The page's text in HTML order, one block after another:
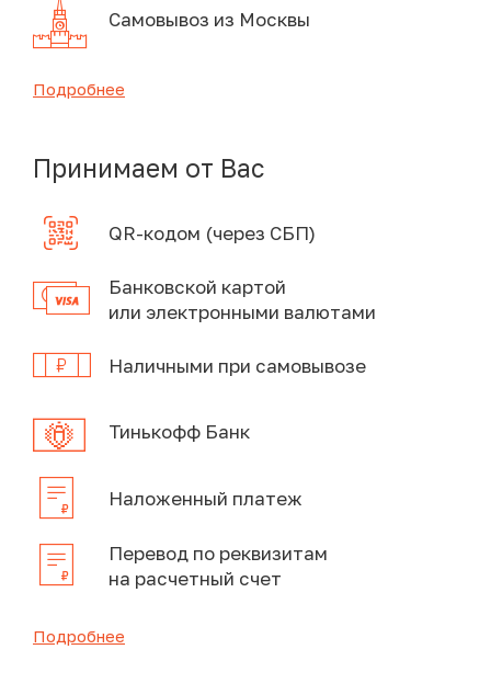
Самовывоз из Москвы
Подробнее
Принимаем от Вас
QR-кодом (через СБП)
Банковской картой
или электронными валютами
Наличными при самовывозе
Тинькофф Банк
Наложенный платеж
Перевод по реквизитам
на расчетный счет
Подробнее